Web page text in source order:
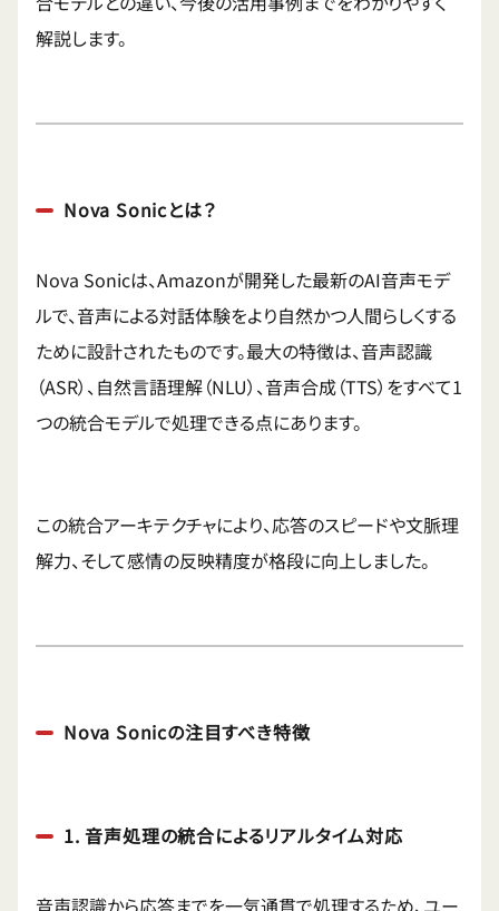
解説します。
Nova Sonicとは？
Nova Sonicは、Amazonが開発した最新のAI音声モデ
ルで、音声による対話体験をより自然かつ人間らしくする
ために設計されたものです。最大の特徴は、音声認識
（ASR）、自然言語理解（NLU）、音声合成（TTS）をすべて1
つの統合モデルで処理できる点にあります。
この統合アーキテクチャにより、応答のスピードや文脈理
解力、そして感情の反映精度が格段に向上しました。
Nova Sonicの注目すべき特徴
1. 音声処理の統合によるリアルタイム対応
音声認識から応答までを一気通貫で処理するため、ユー